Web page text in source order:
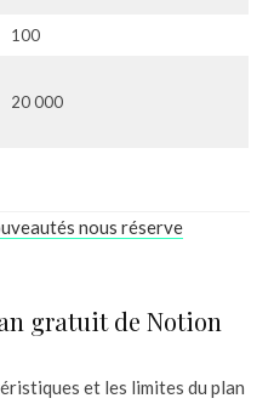
100
20 000
nous réserve
gratuit de Notion
et les limites du plan